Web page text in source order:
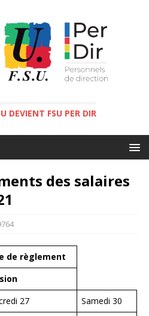
DEVIENT FSU PER DIR
des salaires
de règlement
27
Samedi 30